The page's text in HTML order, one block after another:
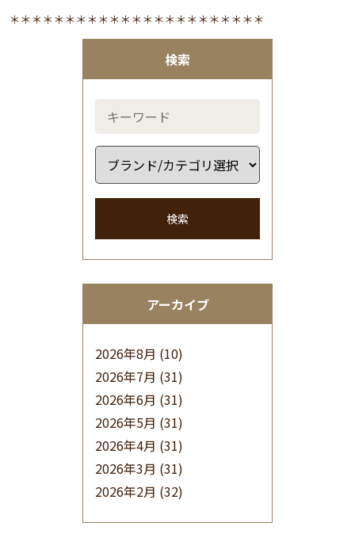
検索
検索
アーカイブ
2026年8月 (10)
2026年7月 (31)
2026年6月 (31)
2026年5月 (31)
2026年4月 (31)
2026年3月 (31)
2026年2月 (32)
＊＊＊＊＊＊＊＊＊＊＊＊＊＊＊＊＊＊＊＊＊＊＊